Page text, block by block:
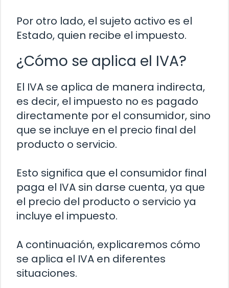
Por otro lado, el sujeto activo es el
Estado, quien recibe el impuesto.
¿Cómo se aplica el IVA?
El IVA se aplica de manera indirecta,
es decir, el impuesto no es pagado
directamente por el consumidor, sino
que se incluye en el precio final del
producto o servicio.
Esto significa que el consumidor final
paga el IVA sin darse cuenta, ya que
el precio del producto o servicio ya
incluye el impuesto.
A continuación, explicaremos cómo
se aplica el IVA en diferentes
situaciones.